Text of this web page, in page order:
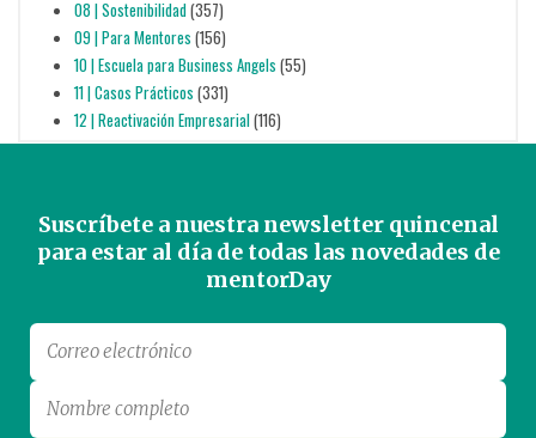
08 | Sostenibilidad(357)
09 | Para Mentores (156)
10 | Escuela para Business Angels (55)
11 | Casos Prácticos (331)
12 | Reactivación Empresarial(116)
Suscríbete a nuestra newsletter quincenal
para estar al día de todas las novedades de
mentorDay